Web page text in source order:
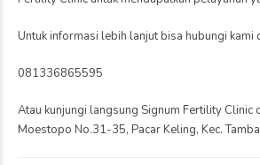
Moestopo No.31-35, Pacar Keling, Kec.